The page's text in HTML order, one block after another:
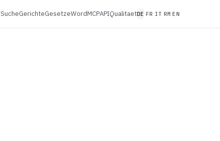
SucheGerichteGesetzeWordMCPAPIQualitaetDE FR IT RM EN